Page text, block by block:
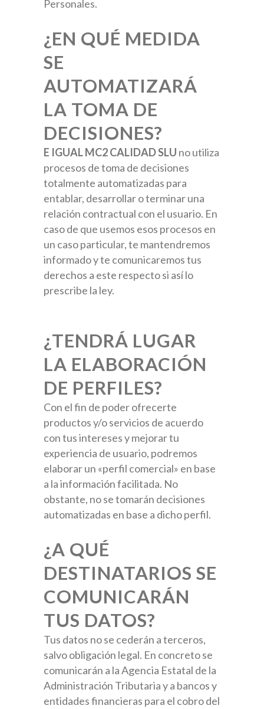
Personales.
¿EN QUÉ MEDIDA
SE
AUTOMATIZARÁ
LA TOMA DE
DECISIONES?
E IGUAL MC2 CALIDAD SLU no utiliza
procesos de toma de decisiones
totalmente automatizadas para
entablar, desarrollar o terminar una
relación contractual con el usuario. En
caso de que usemos esos procesos en
un caso particular, te mantendremos
informado y te comunicaremos tus
derechos a este respecto si así lo
prescribe la ley.
¿TENDRÁ LUGAR
LA ELABORACIÓN
DE PERFILES?
Con el fin de poder ofrecerte
productos y/o servicios de acuerdo
con tus intereses y mejorar tu
experiencia de usuario, podremos
elaborar un «perfil comercial» en base
a la información facilitada. No
obstante, no se tomarán decisiones
automatizadas en base a dicho perfil.
¿A QUÉ
DESTINATARIOS SE
COMUNICARÁN
TUS DATOS?
Tus datos no se cederán a terceros,
salvo obligación legal. En concreto se
comunicarán a la Agencia Estatal de la
Administración Tributaria y a bancos y
entidades financieras para el cobro del